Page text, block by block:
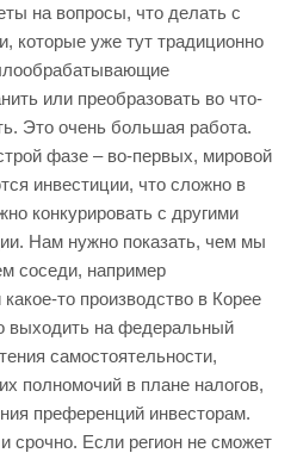
на вопросы, что делать с
которые уже тут традиционно
или преобразовать во что-
Это очень большая работа.
фазе – во-первых, мировой
инвестиции, что сложно в
конкурировать с другими
Нам нужно показать, чем мы
соседи, например
то производство в Корее
выходить на федеральный
самостоятельности,
полномочий в плане налогов,
преференций инвесторам.
срочно. Если регион не сможет